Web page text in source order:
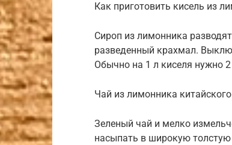
Как приготовить кисель из
Сироп из лимонника
разведенный крахмал.
Обычно на 1 л киселя нужно
Чай из лимонника
Зеленый чай и мелко
насыпать в широкую